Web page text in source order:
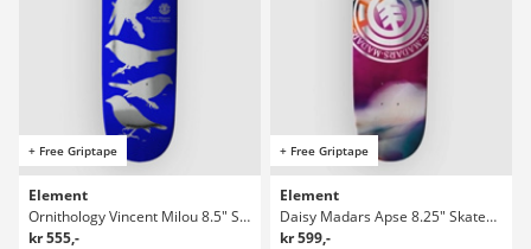
+ Free Griptape
Element
Ornithology Vincent Milou 8.5" Skateboard deck
kr 555,-
+ Free Griptape
Element
Daisy Madars Apse 8.25" Skateboard deck
kr 599,-